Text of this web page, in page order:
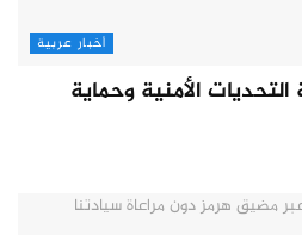
أخبار عربية
الأمنية وحماية